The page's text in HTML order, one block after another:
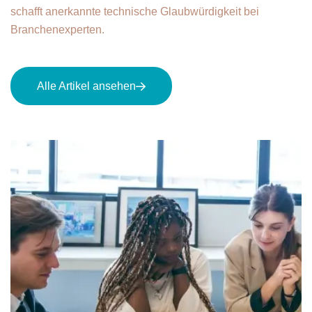
schafft anerkannte technische Glaubwürdigkeit bei
Branchenexperten.
Alle Artikel ansehen